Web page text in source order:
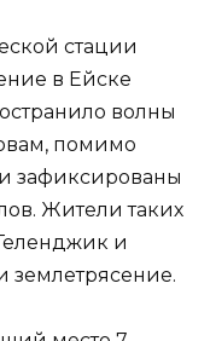
стации
в Ейске
волны
помимо
зафиксированы
Жители таких
и
землетрясение.